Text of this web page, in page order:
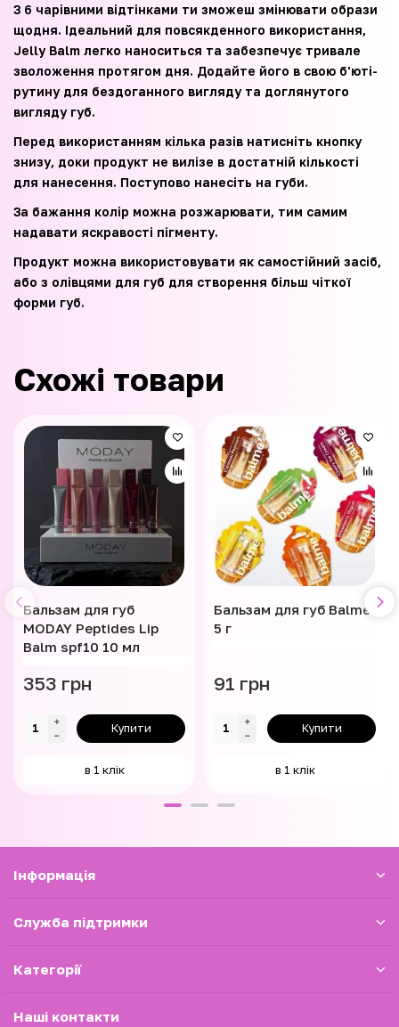
З 6 чарівними відтінками ти зможеш змінювати образи
щодня. Ідеальний для повсякденного використання,
Jelly Balm легко наноситься та забезпечує тривале
зволоження протягом дня. Додайте його в свою б'юті-
рутину для бездоганного вигляду та доглянутого
вигляду губ.
Перед використанням кілька разів натисніть кнопку
знизу, доки продукт не вилізе в достатній кількості
для нанесення. Поступово нанесіть на губи.
За бажання колір можна розжарювати, тим самим
надавати яскравості пігменту.
Продукт можна використовувати як самостійний засіб,
або з олівцями для губ для створення більш чіткої
форми губ.
Схожі товари
Бальзам для губ
MODAY Peptides Lip
Balm spf10 10 мл
353 грн
Купити
в 1 клік
Бальзам для губ Balme
5 г
91 грн
Купити
в 1 клік
Iнформація
Служба підтримки
Категорії
Наші контакти